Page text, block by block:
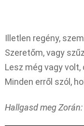
Illetlen regény,
Szeretőm, vagy
Lesz még vagy
Minden erről szól,
Hallgasd meg